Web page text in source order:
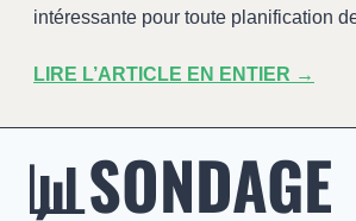
intéressante pour toute planification
LIRE L’ARTICLE EN ENTIER →
📊SONDAGE